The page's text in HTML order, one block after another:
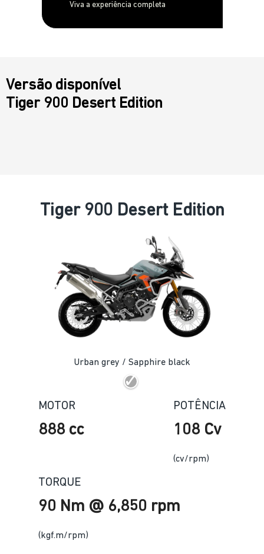
Viva a experiência completa
Versão disponível
Tiger 900 Desert Edition
Tiger 900 Desert Edition
Urban grey / Sapphire black
MOTOR
888 cc
POTÊNCIA
108 Cv
(cv/rpm)
TORQUE
90 Nm @ 6,850 rpm
(kgf.m/rpm)